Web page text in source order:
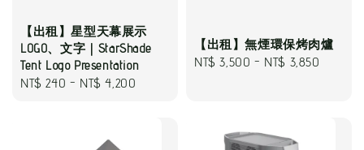
【出租】星型天幕展示
LOGO、文字｜StarShade
Tent Logo Presentation
Regular
NT$ 240 - NT$ 4,200
【出租】無煙環保烤肉爐
Regular
NT$ 3,500 - NT$ 3,850